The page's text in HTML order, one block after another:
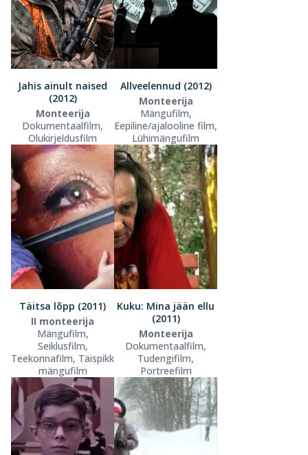
Jahis ainult naised
(2012)
Monteerija
Dokumentaalfilm,
Olukirjeldusfilm
Allveelennud (2012)
Monteerija
Mängufilm,
Eepiline/ajalooline film,
Lühimängufilm
Täitsa lõpp (2011)
II monteerija
Mängufilm,
Seiklusfilm,
Teekonnafilm, Täispikk
mängufilm
Kuku: Mina jään ellu
(2011)
Monteerija
Dokumentaalfilm,
Tudengifilm,
Portreefilm